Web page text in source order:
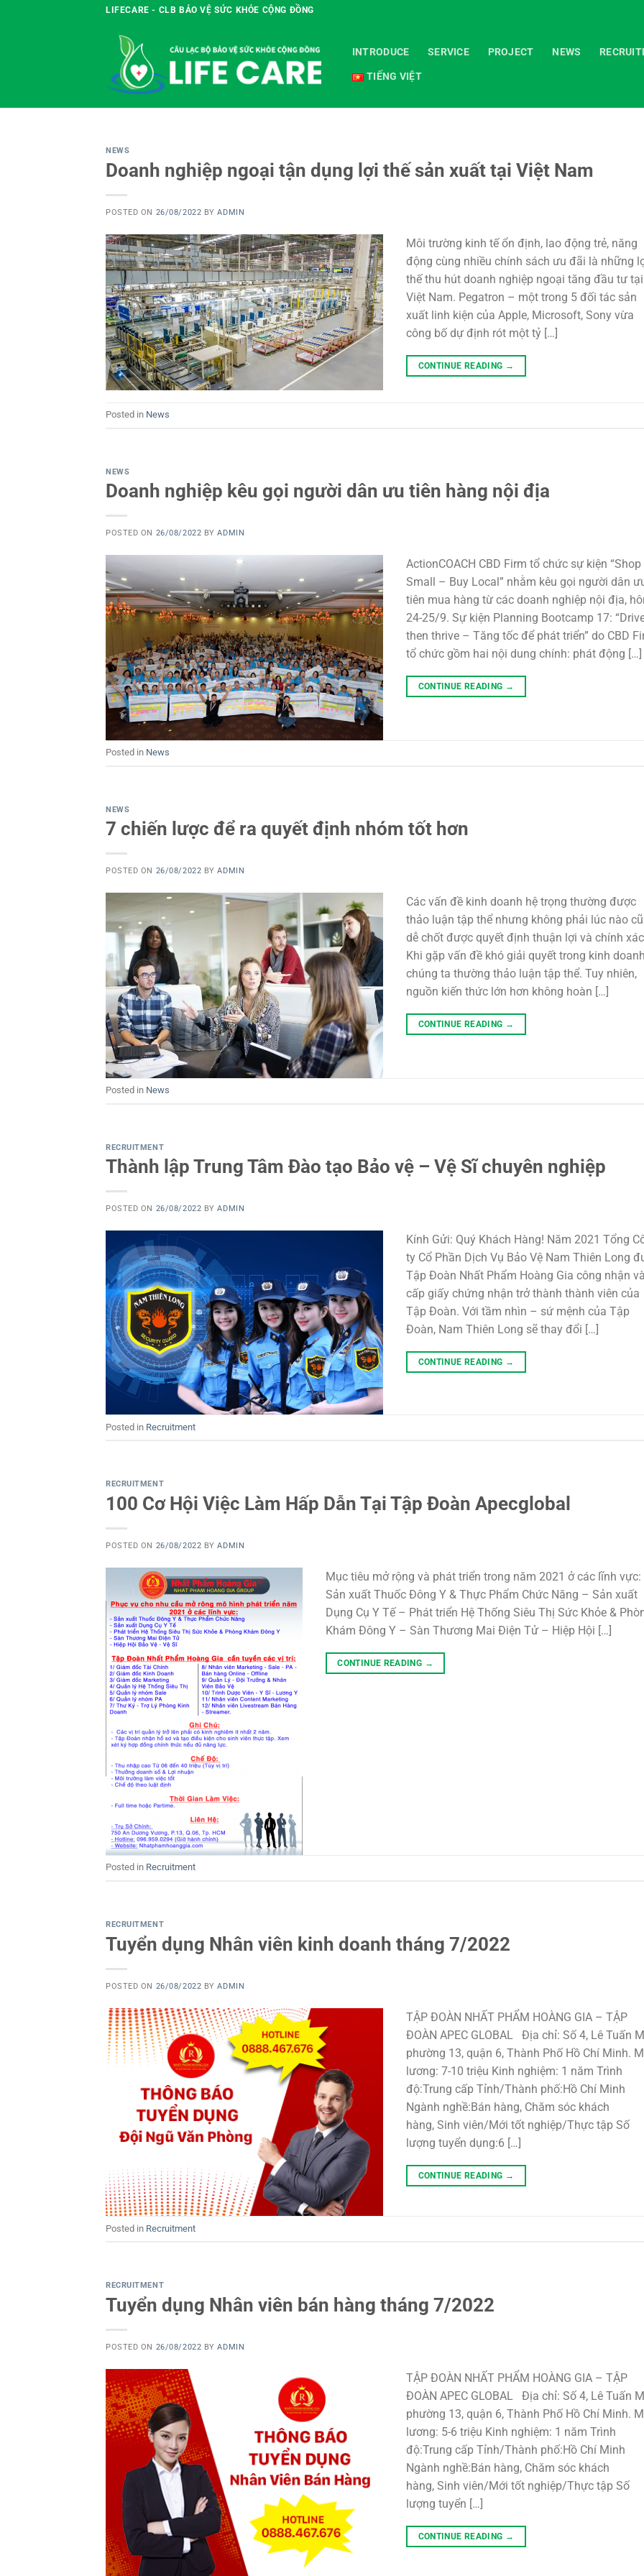
LIFECARE - CLB BẢO VỆ SỨC KHỎE CỘNG ĐỒNG
INTRODUCE SERVICE PROJECT NEWS
TIẾNG VIỆT
NEWS
Doanh nghiệp ngoại tận dụng lợi thế sản xuất tại Việt Nam
POSTED ON 26/08/2022 BYADMIN
Môi trường kinh tế ổn định, lao động trẻ, năng
động cùng nhiều chính sách ưu đãi là những
thế thu hút doanh nghiệp ngoại tăng đầu tư tại
Việt Nam. Pegatron – một trong 5 đối tác sản
xuất linh kiện của Apple, Microsoft, Sony vừa
công bố dự định rót một tỷ […]
CONTINUE READING →
Posted in News
NEWS
Doanh nghiệp kêu gọi người dân ưu tiên hàng nội địa
POSTED ON 26/08/2022 BYADMIN
ActionCOACH CBD Firm tổ chức sự kiện “Shop
Small – Buy Local” nhằm kêu gọi người dân
tiên mua hàng từ các doanh nghiệp nội địa,
24-25/9. Sự kiện Planning Bootcamp 17:
then thrive – Tăng tốc để phát triển” do CBD
tổ chức gồm hai nội dung chính: phát động […]
CONTINUE READING →
Posted in News
NEWS
7 chiến lược để ra quyết định nhóm tốt hơn
POSTED ON 26/08/2022 BYADMIN
Các vấn đề kinh doanh hệ trọng thường được
thảo luận tập thể nhưng không phải lúc nào
dễ chốt được quyết định thuận lợi và chính
Khi gặp vấn đề khó giải quyết trong kinh
chúng ta thường thảo luận tập thể. Tuy nhiên,
nguồn kiến thức lớn hơn không hoàn […]
CONTINUE READING →
Posted in News
RECRUITMENT
Thành lập Trung Tâm Đào tạo Bảo vệ – Vệ Sĩ chuyên nghiệp
POSTED ON 26/08/2022 BYADMIN
Kính Gửi: Quý Khách Hàng! Năm 2021 Tổng
ty Cổ Phần Dịch Vụ Bảo Vệ Nam Thiên Long
Tập Đoàn Nhất Phẩm Hoàng Gia công nhận
cấp giấy chứng nhận trở thành thành viên của
Tập Đoàn. Với tầm nhìn – sứ mệnh của Tập
Đoàn, Nam Thiên Long sẽ thay đổi […]
CONTINUE READING →
Posted in Recruitment
RECRUITMENT
100 Cơ Hội Việc Làm Hấp Dẫn Tại Tập Đoàn Apecglobal
POSTED ON 26/08/2022 BYADMIN
Mục tiêu mở rộng và phát triển trong năm 2021 ở các lĩnh
Sản xuất Thuốc Đông Y & Thực Phẩm Chức Năng – Sản xuất
Dụng Cụ Y Tế – Phát triển Hệ Thống Siêu Thị Sức Khỏe &
Khám Đông Y – Sàn Thương Mai Điện Tử – Hiệp Hội […]
CONTINUE READING →
Posted in Recruitment
RECRUITMENT
Tuyển dụng Nhân viên kinh doanh tháng 7/2022
POSTED ON 26/08/2022 BYADMIN
TẬP ĐOÀN NHẤT PHẨM HOÀNG GIA – TẬP
ĐOÀN APEC GLOBAL Địa chỉ: Số 4, Lê Tuấn
phường 13, quận 6, Thành Phố Hồ Chí Minh.
lương: 7-10 triệu Kinh nghiệm: 1 năm Trình
độ:Trung cấp Tỉnh/Thành phố:Hồ Chí Minh
Ngành nghề:Bán hàng, Chăm sóc khách
hàng, Sinh viên/Mới tốt nghiệp/Thực tập Số
lượng tuyển dụng:6 […]
CONTINUE READING →
Posted in Recruitment
RECRUITMENT
Tuyển dụng Nhân viên bán hàng tháng 7/2022
POSTED ON 26/08/2022 BYADMIN
TẬP ĐOÀN NHẤT PHẨM HOÀNG GIA – TẬP
ĐOÀN APEC GLOBAL Địa chỉ: Số 4, Lê Tuấn
phường 13, quận 6, Thành Phố Hồ Chí Minh.
lương: 5-6 triệu Kinh nghiệm: 1 năm Trình
độ:Trung cấp Tỉnh/Thành phố:Hồ Chí Minh
Ngành nghề:Bán hàng, Chăm sóc khách
hàng, Sinh viên/Mới tốt nghiệp/Thực tập Số
lượng tuyển […]
CONTINUE READING →